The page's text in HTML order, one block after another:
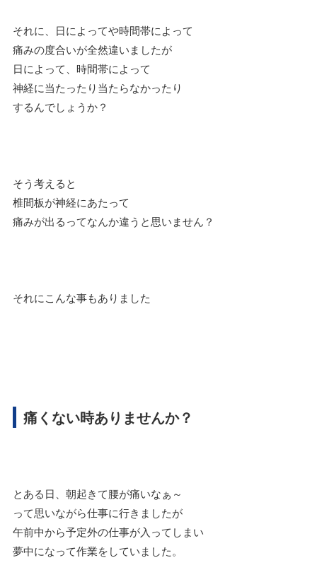
それに、日によってや時間帯によって
痛みの度合いが全然違いましたが
日によって、時間帯によって
神経に当たったり当たらなかったり
するんでしょうか？
そう考えると
椎間板が神経にあたって
痛みが出るってなんか違うと思いません？
それにこんな事もありました
痛くない時ありませんか？
とある日、朝起きて腰が痛いなぁ～
って思いながら仕事に行きましたが
午前中から予定外の仕事が入ってしまい
夢中になって作業をしていました。